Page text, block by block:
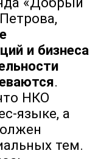
и бизнеса
.
НКО
языке, а
тем.